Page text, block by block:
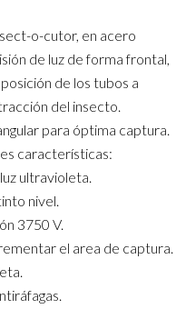
o-cutor, en acero
de luz de forma frontal,
de los tubos a
del insecto.
para óptima captura.
características:
ultravioleta.
nivel.
3750 V.
el area de captura.